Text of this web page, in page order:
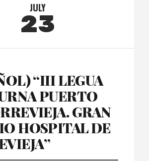
JULY
23
“III LEGUA
PUERTO
GRAN
HOSPITAL DE